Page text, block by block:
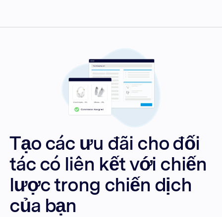
Tạo các ưu đãi cho đối
tác có liên kết với chiến
lược trong chiến dịch
của bạn